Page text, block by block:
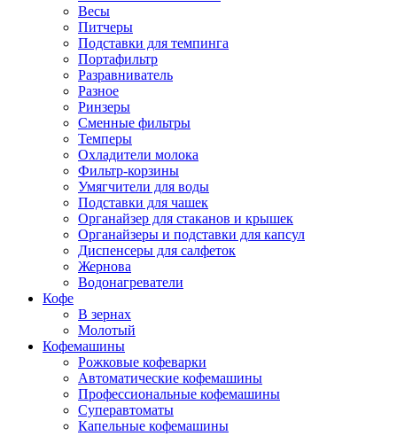
Весы
Питчеры
Подставки для темпинга
Портафильтр
Разравниватель
Разное
Ринзеры
Сменные фильтры
Темперы
Охладители молока
Фильтр-корзины
Умягчители для воды
Подставки для чашек
Органайзер для стаканов и крышек
Органайзеры и подставки для капсул
Диспенсеры для салфеток
Жернова
Водонагреватели
Кофе
В зернах
Молотый
Кофемашины
Рожковые кофеварки
Автоматические кофемашины
Профессиональные кофемашины
Суперавтоматы
Капельные кофемашины